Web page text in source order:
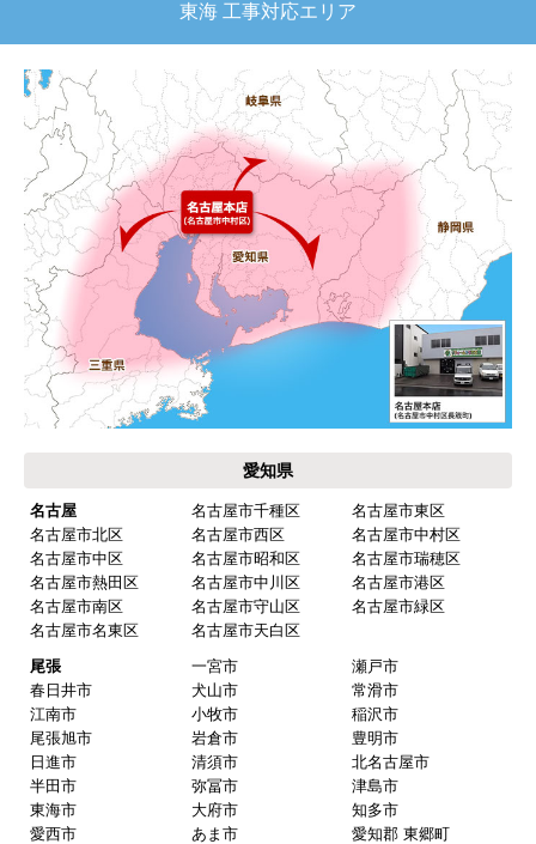
東海 工事対応エリア
愛知県
名古屋 名古屋市千種区
名古屋市東区
名古屋市北区
名古屋市西区
名古屋市中村区
名古屋市中区
名古屋市昭和区
名古屋市瑞穂区
名古屋市熱田区
名古屋市中川区
名古屋市港区
名古屋市南区
名古屋市守山区
名古屋市緑区
名古屋市名東区
名古屋市天白区
尾張
一宮市
瀬戸市
春日井市
犬山市
常滑市
江南市
小牧市
稲沢市
尾張旭市
岩倉市
豊明市
日進市
清須市
北名古屋市
半田市
弥冨市
津島市
東海市
大府市
知多市
愛西市
あま市
愛知郡 東郷町